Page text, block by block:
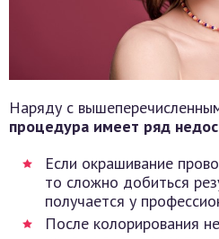
Наряду с
процедура имеет ряд
Если окрашивание
то сложно добиться
получается у
После колорирования